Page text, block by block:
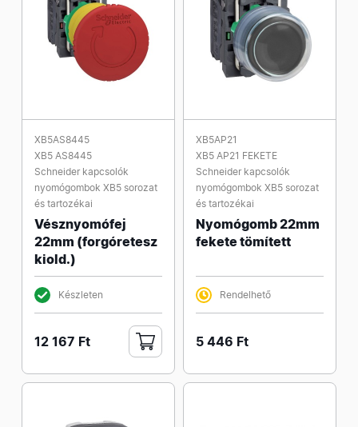
XB5AS8445
XB5 AS8445
Schneider kapcsolók
nyomógombok XB5 sorozat
és tartozékai
Vésznyomófej
22mm (forgóretesz
kiold.)
Készleten
12 167 Ft
XB5AP21
XB5 AP21 FEKETE
Schneider kapcsolók
nyomógombok XB5 sorozat
és tartozékai
Nyomógomb 22mm
fekete tömített
Rendelhető
5 446 Ft